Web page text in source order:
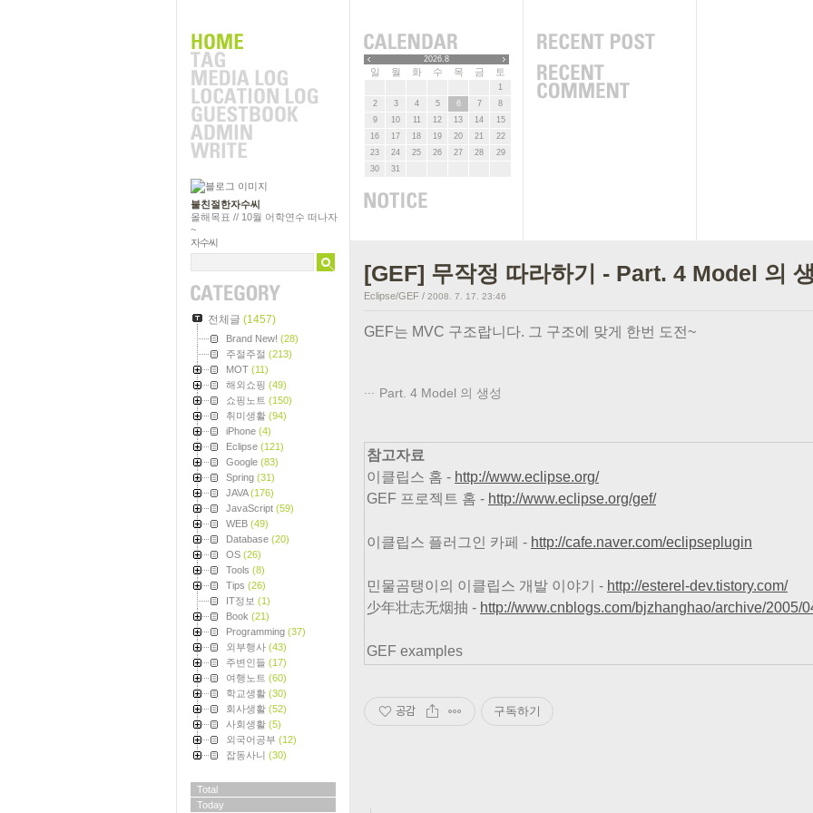
불친절한자수씨
올해목표 // 10월 어학연수 떠나자
~
자수씨
전체글 (1457)
Brand New! (28)
주절주절 (213)
MOT (11)
해외쇼핑 (49)
쇼핑노트 (150)
취미생활 (94)
iPhone (4)
Eclipse (121)
Google (83)
Spring (31)
JAVA(176)
JavaScript (59)
WEB (49)
Database (20)
OS (26)
Tools (8)
Tips (26)
IT정보 (1)
Book (21)
Programming (37)
외부행사 (43)
주변인들 (17)
여행노트 (60)
학교생활 (30)
회사생활 (52)
사회생활 (5)
외국어공부 (12)
잡동사니 (30)
Total
Today
2026.8
일 월 화 수 목 금 토
1
2
3 4 5 6 7
8
9
10 11 12 13 14
15
16
17 18 19 20 21
22
23
24 25 26 27 28
29
30
31
[GEF] 무작정 따라하기 - Part. 4 Model 의
Eclipse/GEF / 2008. 7. 17. 23:46
GEF는 MVC 구조랍니다. 그 구조에 맞게 한번 도전~
Part. 4 Model 의 생성
참고자료
이클립스 홈 - http://www.eclipse.org/
GEF 프로젝트 홈 - http://www.eclipse.org/gef/
이클립스 플러그인 카페 - http://cafe.naver.com/eclipseplugin
민물곰탱이의 이클립스 개발 이야기 - http://esterel-dev.tistory.com/
少年壮志无烟抽 - http://www.cnblogs.com/bjzhanghao/archive/2005/
GEF examples
공감 구독하기